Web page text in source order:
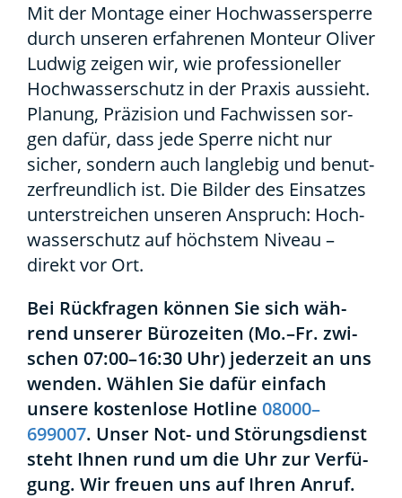
Mit der Mon­ta­ge einer Hoch­was­ser­sper­re
durch unse­ren erfah­re­nen Mon­teur Oli­ver
Lud­wig zei­gen wir, wie pro­fes­sio­nel­ler
Hoch­was­ser­schutz in der Pra­xis aus­sieht.
Pla­nung, Prä­zi­si­on und Fach­wis­sen sor­
gen dafür, dass jede Sper­re nicht nur
sicher, son­dern auch lang­le­big und benut­
zer­freund­lich ist. Die Bil­der des Ein­sat­zes
unter­strei­chen unse­ren Anspruch: Hoch­
was­ser­schutz auf höchs­tem Niveau –
direkt vor Ort.
Bei Rück­fra­gen kön­nen Sie sich wäh­
rend unse­rer Büro­zei­ten (Mo.–Fr. zwi­
schen 07:00–16:30 Uhr) jeder­zeit an uns
wen­den. Wäh­len Sie dafür ein­fach
unse­re kos­ten­lo­se Hot­line 08000–
699007. Unser Not- und Stö­rungs­dienst
steht Ihnen rund um die Uhr zur Ver­fü­
gung. Wir freu­en uns auf Ihren Anruf.